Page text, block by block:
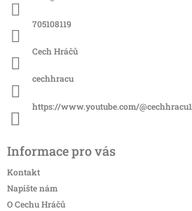
705108119
Cech Hráčů
cechhracu
https://www.youtube.com/@cechhracu1
Informace pro vás
Kontakt
Napište nám
O Cechu Hráčů